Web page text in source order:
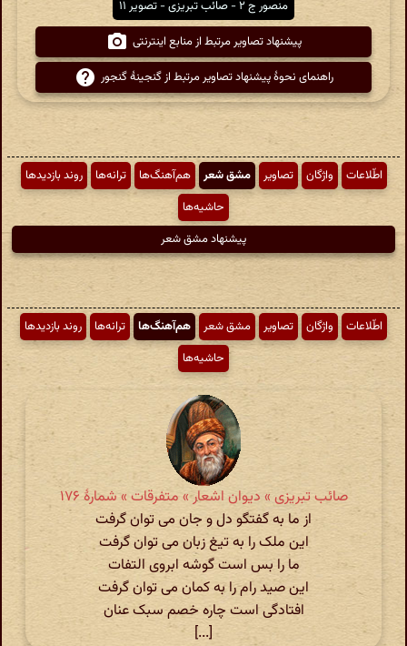
منصور ج ۲ - صائب تبریزی - تصویر ۱۱
پیشنهاد تصاویر مرتبط از منابع اینترنتی
راهنمای نحوهٔ پیشنهاد تصاویر مرتبط از گنجینهٔ گنجور
اطّلاعات واژگان تصاویر مشق شعر هم‌آهنگ‌ها ترانه‌ها
روند بازدیدها
حاشیه‌ها
پیشنهاد مشق شعر
اطّلاعات واژگان تصاویر مشق شعر هم‌آهنگ‌ها ترانه‌ها
روند بازدیدها
حاشیه‌ها
صائب تبریزی » دیوان اشعار » متفرقات » شمارهٔ ۱۷۶
از ما به گفتگو دل و جان می توان گرفت
این ملک را به تیغ زبان می توان گرفت
ما را بس است گوشه ابروی التفات
این صید رام را به کمان می توان گرفت
افتادگی است چاره خصم سبک عنان
[...]